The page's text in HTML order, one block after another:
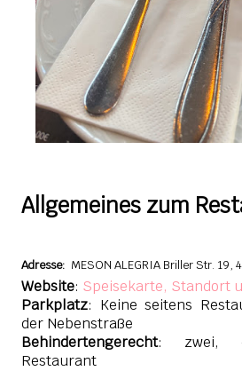
Allgemeines zum
Adresse: MESON ALEGRIA Briller Str. 19,
Website: Speisekarte, Standort
Parkplatz: Keine seitens
der Nebenstraße
Behindertengerecht: zwei,
Restaurant